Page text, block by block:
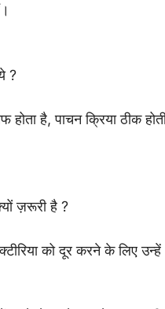
?
है, पाचन क्रिया ठीक
ज़रूरी है ?
को दूर करने के लिए उन्हें